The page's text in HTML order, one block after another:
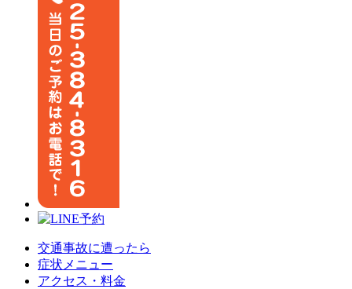
交通事故に遭ったら
症状メニュー
アクセス・料金